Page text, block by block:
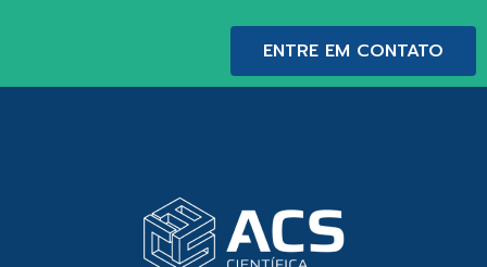
ENTRE EM CONTATO